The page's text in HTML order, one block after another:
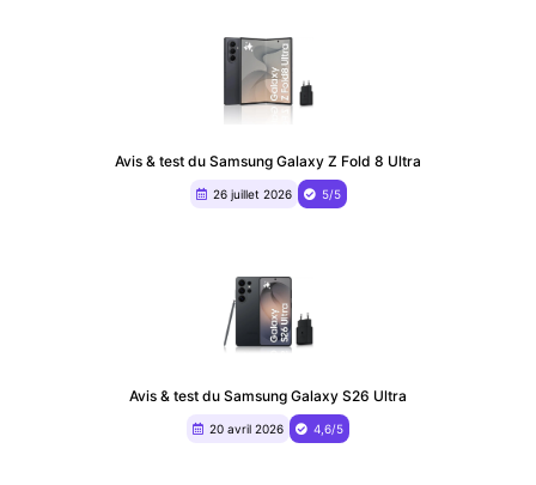
Avis & test du Samsung Galaxy Z Fold 8 Ultra
26 juillet 2026 5/5
Avis & test du Samsung Galaxy S26 Ultra
20 avril 2026 4,6/5